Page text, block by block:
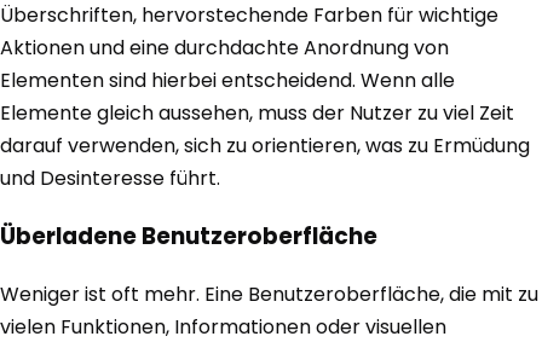
Überschriften, hervorstechende Farben für wichtige
Aktionen und eine durchdachte Anordnung von
Elementen sind hierbei entscheidend. Wenn alle
Elemente gleich aussehen, muss der Nutzer zu viel Zeit
darauf verwenden, sich zu orientieren, was zu Ermüdung
und Desinteresse führt.
Überladene Benutzeroberfläche
Weniger ist oft mehr. Eine Benutzeroberfläche, die mit zu
vielen Funktionen, Informationen oder visuellen